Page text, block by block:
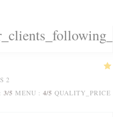
2
: 3/5 MENU : 4/5 QUALITY_PRICE